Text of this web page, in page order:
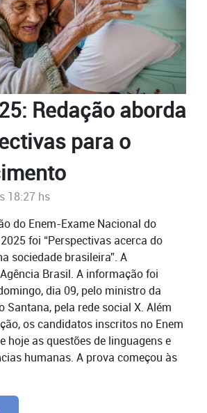
Redação aborda
para o
18:27 hs
do Enem-Exame Nacional do
foi “Perspectivas acerca do
sociedade brasileira”. A
Brasil. A informação foi
dia 09, pelo ministro da
Santana, pela rede social X. Além
os candidatos inscritos no Enem
hoje as questões de linguagens e
humanas. A prova começou às